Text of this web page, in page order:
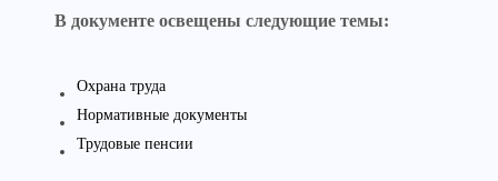
В документе освещены следующие темы:
Охрана труда
Нормативные документы
Трудовые пенсии